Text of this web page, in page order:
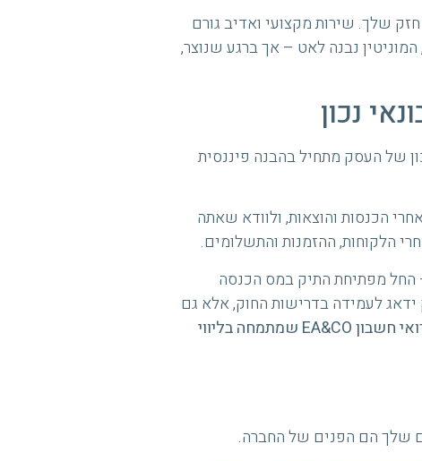
שלך. שירות מקצועי ואדיב גורם
נבנה לאט – אך ברגע שנוצר,
נכון
של העסק מתחיל בהבנה פיננסית
הכנסות והוצאות, ולוודא שאתה
הלקוחות, ההזמנות והתשלומים.
החל מפתיחת התיק במס הכנסה
ידאג לעמידה בדרישות החוק, אלא גם
אנו ממליצים באופן אישי על משרד רואי חשבון EA&CO שמתמחה בליווי
שלך הם הפנים של החברה.